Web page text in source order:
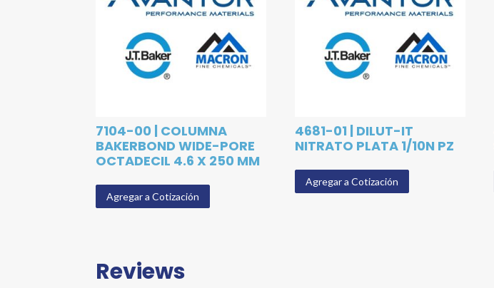
7104-00 | COLUMNA
BAKERBOND WIDE-PORE
OCTADECIL 4.6 X 250 MM
Agregar a Cotización
4681-01 | DILUT-IT
NITRATO PLATA 1/10N PZ
Agregar a Cotización
Reviews